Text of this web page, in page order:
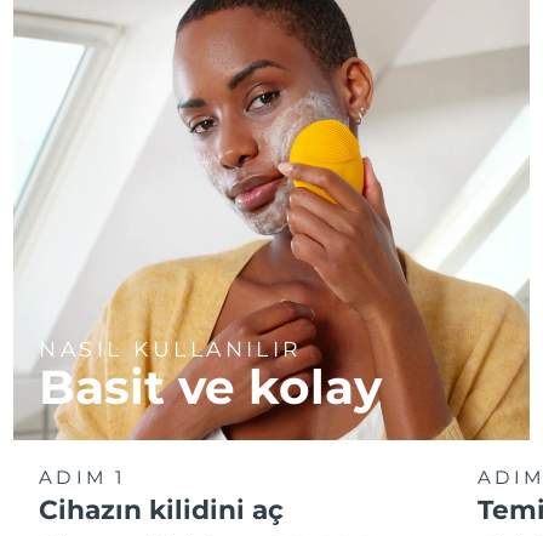
NASIL KULLANILIR
Basit ve kolay
ADIM 1
Cihazın kilidini aç